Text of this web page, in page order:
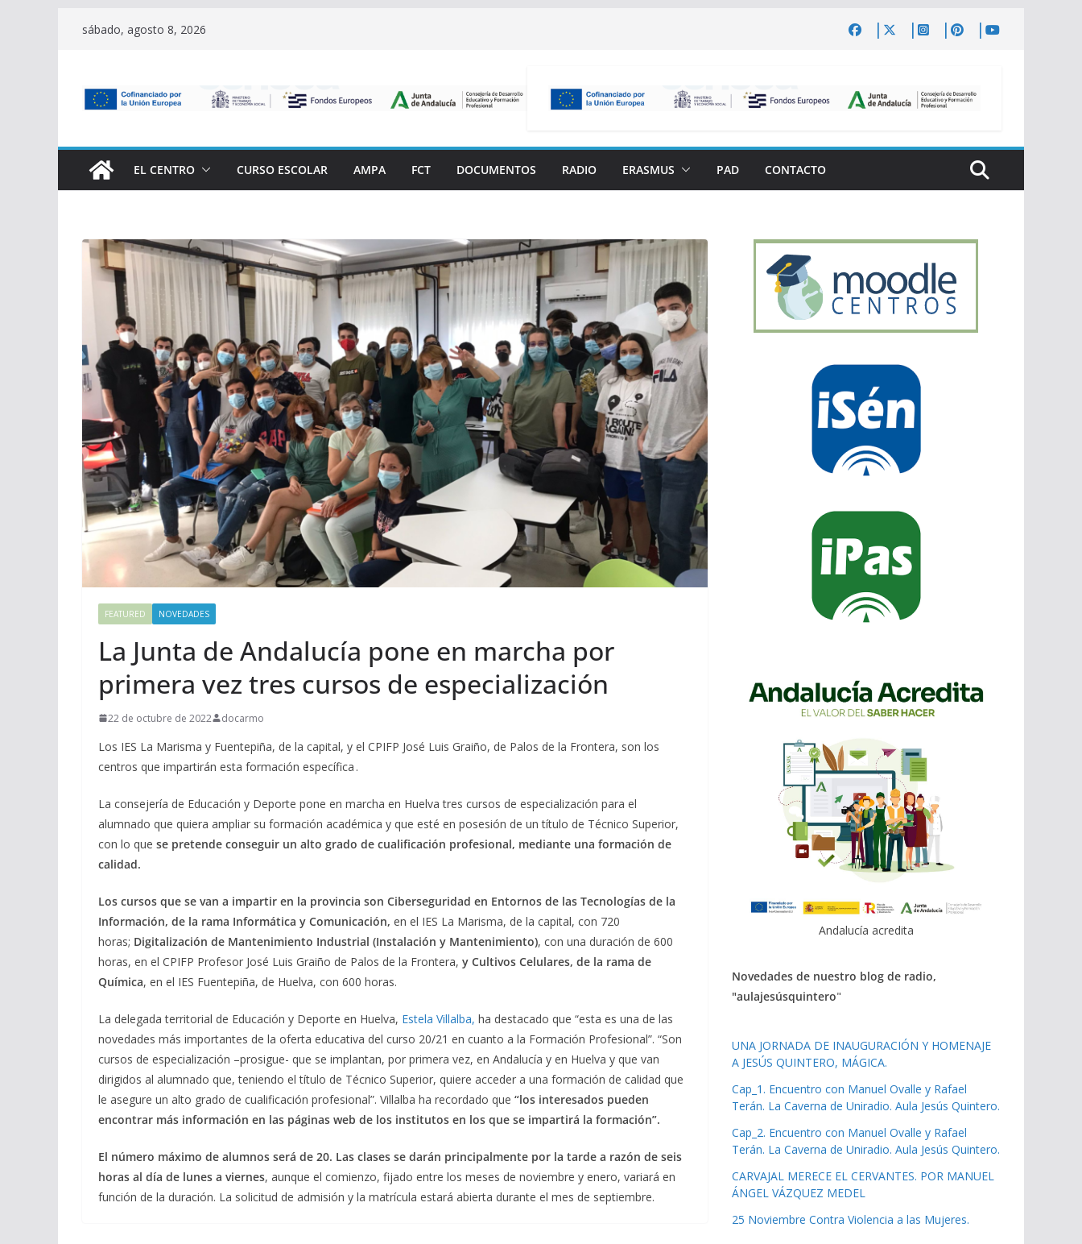
sábado, agosto 8, 2026
EL CENTRO CURSO ESCOLAR AMPA FCT DOCUMENTOS RADIO ERASMUS PAD CONTACTO
FEATURED NOVEDADES
La Junta de Andalucía pone en marcha por
primera vez tres cursos de especialización
22 de octubre de 2022 docarmo
Los IES La Marisma y Fuentepiña, de la capital, y el CPIFP José Luis Graiño, de Palos de la Frontera, son los
centros que impartirán esta formación específica .
La consejería de Educación y Deporte pone en marcha en Huelva tres cursos de especialización para el
alumnado que quiera ampliar su formación académica y que esté en posesión de un título de Técnico Superior,
con lo que se pretende conseguir un alto grado de cualificación profesional, mediante una formación de
calidad.
Los cursos que se van a impartir en la provincia son Ciberseguridad en Entornos de las Tecnologías de la
Información, de la rama Informática y Comunicación, en el IES La Marisma, de la capital, con 720
horas; Digitalización de Mantenimiento Industrial (Instalación y Mantenimiento), con una duración de 600
horas, en el CPIFP Profesor José Luis Graiño de Palos de la Frontera, y Cultivos Celulares, de la rama de
Química, en el IES Fuentepiña, de Huelva, con 600 horas.
La delegada territorial de Educación y Deporte en Huelva, Estela Villalba, ha destacado que “esta es una de las
novedades más importantes de la oferta educativa del curso 20/21 en cuanto a la Formación Profesional”. “Son
cursos de especialización –prosigue- que se implantan, por primera vez, en Andalucía y en Huelva y que van
dirigidos al alumnado que, teniendo el título de Técnico Superior, quiere acceder a una formación de calidad que
le asegure un alto grado de cualificación profesional”. Villalba ha recordado que “los interesados pueden
encontrar más información en las páginas web de los institutos en los que se impartirá la formación”.
El número máximo de alumnos será de 20. Las clases se darán principalmente por la tarde a razón de seis
horas al día de lunes a viernes, aunque el comienzo, fijado entre los meses de noviembre y enero, variará en
función de la duración. La solicitud de admisión y la matrícula estará abierta durante el mes de septiembre.
Andalucía acredita
Novedades de nuestro blog de radio,
"aulajesúsquintero"
UNA JORNADA DE INAUGURACIÓN Y HOMENAJE
A JESÚS QUINTERO, MÁGICA.
Cap_1. Encuentro con Manuel Ovalle y Rafael
Terán. La Caverna de Uniradio. Aula Jesús Quintero.
Cap_2. Encuentro con Manuel Ovalle y Rafael
Terán. La Caverna de Uniradio. Aula Jesús Quintero.
CARVAJAL MERECE EL CERVANTES. POR MANUEL
ÁNGEL VÁZQUEZ MEDEL
25 Noviembre Contra Violencia a las Mujeres.